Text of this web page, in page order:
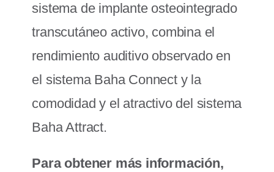
sistema de implante osteointegrado
transcutáneo activo, combina el
rendimiento auditivo observado en
el sistema Baha Connect y la
comodidad y el atractivo del sistema
Baha Attract.
Para obtener más información,